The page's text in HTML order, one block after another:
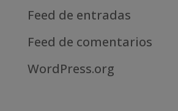
Feed de entradas
Feed de comentarios
WordPress.org